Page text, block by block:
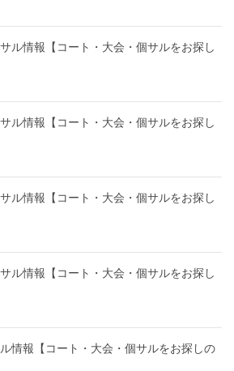
ル情報【コート・大会・個サルをお探し
ル情報【コート・大会・個サルをお探し
ル情報【コート・大会・個サルをお探し
ル情報【コート・大会・個サルをお探し
情報【コート・大会・個サルをお探しの